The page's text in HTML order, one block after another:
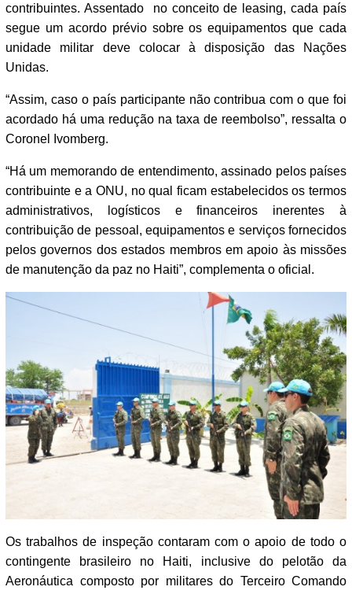
contribuintes. Assentado no conceito de leasing, cada país
segue um acordo prévio sobre os equipamentos que cada
unidade militar deve colocar à disposição das Nações
Unidas.
“Assim, caso o país participante não contribua com o que foi
acordado há uma redução na taxa de reembolso”, ressalta o
Coronel Ivomberg.
“Há um memorando de entendimento, assinado pelos países
contribuinte e a ONU, no qual ficam estabelecidos os termos
administrativos, logísticos e financeiros inerentes à
contribuição de pessoal, equipamentos e serviços fornecidos
pelos governos dos estados membros em apoio às missões
de manutenção da paz no Haiti”, complementa o oficial.
Os trabalhos de inspeção contaram com o apoio de todo o
contingente brasileiro no Haiti, inclusive do pelotão da
Aeronáutica composto por militares do Terceiro Comando